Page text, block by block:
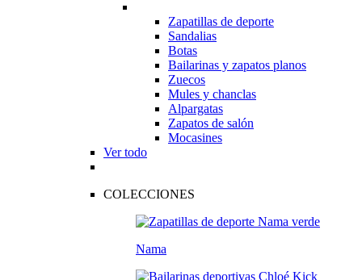
Zapatillas de deporte
Sandalias
Botas
Bailarinas y zapatos planos
Zuecos
Mules y chanclas
Alpargatas
Zapatos de salón
Mocasines
Ver todo
COLECCIONES
Nama